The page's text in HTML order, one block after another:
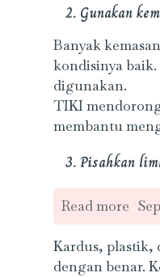
2. Gunakan
Banyak
kondisinya
digunakan.
TIKI
membantu
3. Pisahkan
Read more
Kardus, plastik,
dengan benar.